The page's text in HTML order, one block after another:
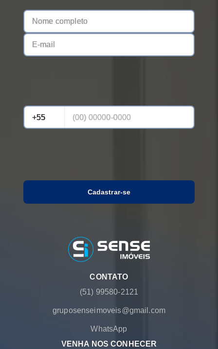
Cadastrar-se
CONTATO
(51) 99580-2121
gruposenseimoveis@gmail.com
WhatsApp
VENHA NOS CONHECER